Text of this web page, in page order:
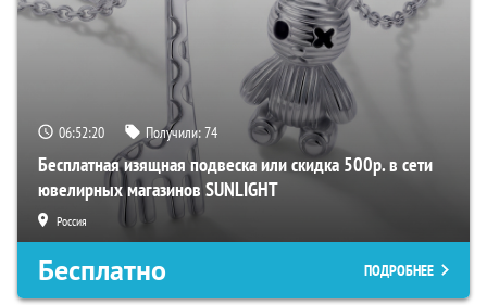
06:52:19 Получили:74
Бесплатная изящная подвеска или скидка 500р. в сети
ювелирных магазинов SUNLIGHT
Россия
Бесплатно ПОДРОБНЕЕ